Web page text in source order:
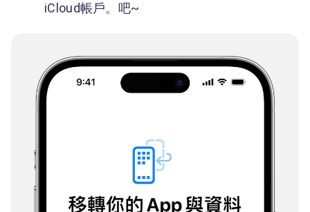
iCloud帳戶。吧~